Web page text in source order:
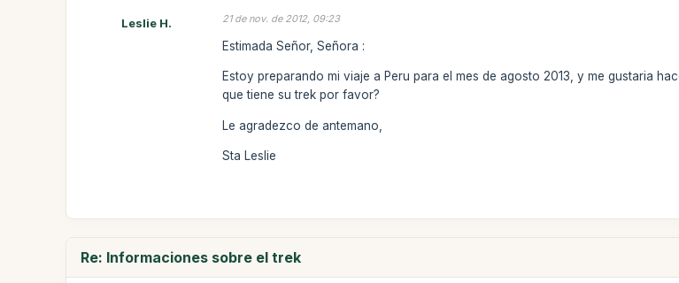
Leslie H. 21 de nov. de 2012, 09:23
Estimada Señor, Señora :
Estoy preparando mi viaje a Peru para el mes de agosto 2013, y me gustaria
que tiene su trek por favor?
Le agradezco de antemano,
Sta Leslie
Re: Informaciones sobre el trek